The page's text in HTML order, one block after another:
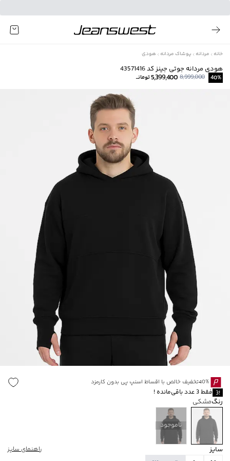
خانه مردانه پوشاک مردانه هودی
هودی مردانه جوتی جینز کد 43571416
40%
8,999,000
5,399,400تومانــ
40%تخفیف خالص با اقساط اسنپ پی بدون کارمزد
!
3 فقط3عدد باقی‌مانده !
رنگمشکی
ناموجود
سایز
راهنمای سایز